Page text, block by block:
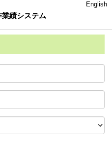
績システム
English